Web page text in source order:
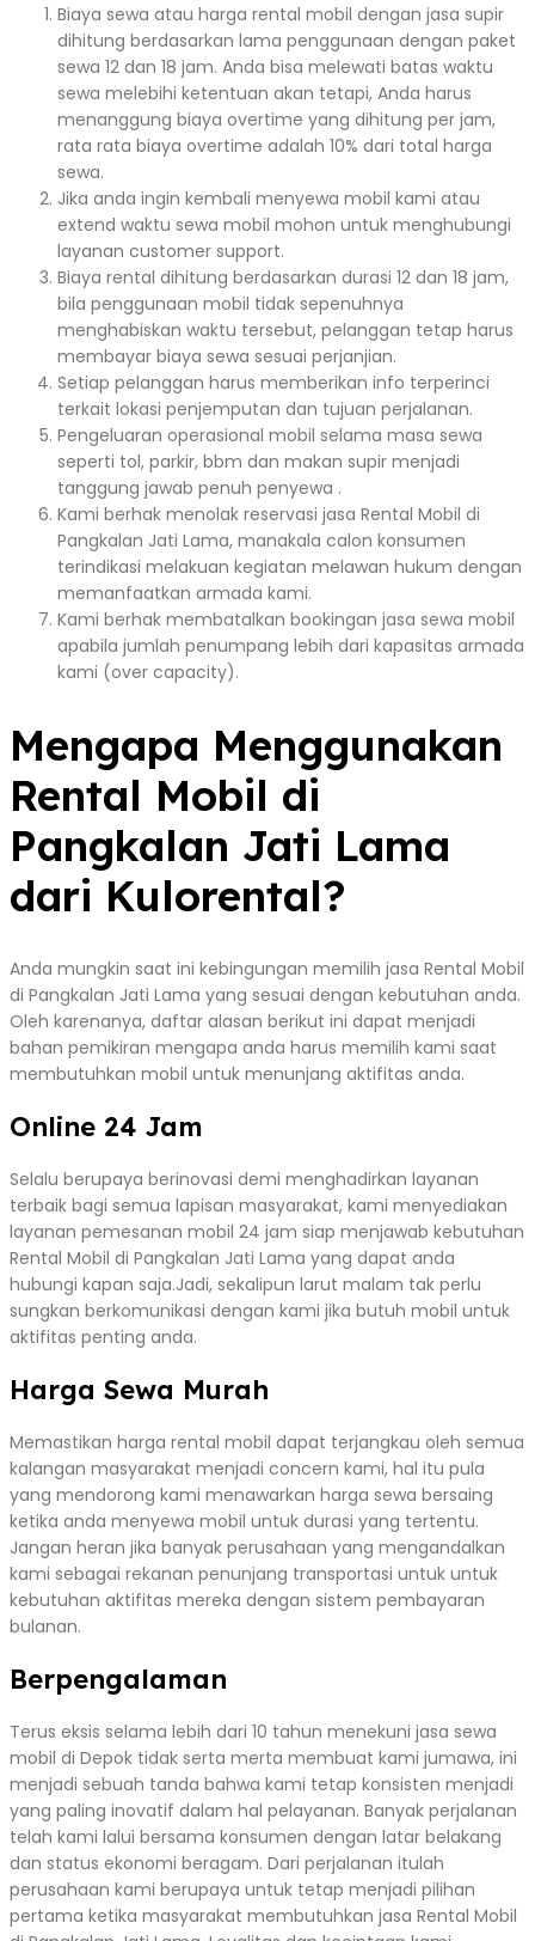
Biaya sewa atau harga rental mobil dengan jasa supir
dihitung berdasarkan lama penggunaan dengan paket
sewa 12 dan 18 jam. Anda bisa melewati batas waktu
sewa melebihi ketentuan akan tetapi, Anda harus
menanggung biaya overtime yang dihitung per jam,
rata rata biaya overtime adalah 10% dari total harga
sewa.
Jika anda ingin kembali menyewa mobil kami atau
extend waktu sewa mobil mohon untuk menghubungi
layanan customer support.
Biaya rental dihitung berdasarkan durasi 12 dan 18 jam,
bila penggunaan mobil tidak sepenuhnya
menghabiskan waktu tersebut, pelanggan tetap harus
membayar biaya sewa sesuai perjanjian.
Setiap pelanggan harus memberikan info terperinci
terkait lokasi penjemputan dan tujuan perjalanan.
Pengeluaran operasional mobil selama masa sewa
seperti tol, parkir, bbm dan makan supir menjadi
tanggung jawab penuh penyewa .
Kami berhak menolak reservasi jasa Rental Mobil di
Pangkalan Jati Lama, manakala calon konsumen
terindikasi melakuan kegiatan melawan hukum dengan
memanfaatkan armada kami.
Kami berhak membatalkan bookingan jasa sewa mobil
apabila jumlah penumpang lebih dari kapasitas armada
kami (over capacity).
Mengapa Menggunakan
Rental Mobil di
Pangkalan Jati Lama
dari Kulorental?
Anda mungkin saat ini kebingungan memilih jasa Rental Mobil
di Pangkalan Jati Lama yang sesuai dengan kebutuhan anda.
Oleh karenanya, daftar alasan berikut ini dapat menjadi
bahan pemikiran mengapa anda harus memilih kami saat
membutuhkan mobil untuk menunjang aktifitas anda.
Online 24 Jam
Selalu berupaya berinovasi demi menghadirkan layanan
terbaik bagi semua lapisan masyarakat, kami menyediakan
layanan pemesanan mobil 24 jam siap menjawab kebutuhan
Rental Mobil di Pangkalan Jati Lama yang dapat anda
hubungi kapan saja.Jadi, sekalipun larut malam tak perlu
sungkan berkomunikasi dengan kami jika butuh mobil untuk
aktifitas penting anda.
Harga Sewa Murah
Memastikan harga rental mobil dapat terjangkau oleh semua
kalangan masyarakat menjadi concern kami, hal itu pula
yang mendorong kami menawarkan harga sewa bersaing
ketika anda menyewa mobil untuk durasi yang tertentu.
Jangan heran jika banyak perusahaan yang mengandalkan
kami sebagai rekanan penunjang transportasi untuk untuk
kebutuhan aktifitas mereka dengan sistem pembayaran
bulanan.
Berpengalaman
Terus eksis selama lebih dari 10 tahun menekuni jasa sewa
mobil di Depok tidak serta merta membuat kami jumawa, ini
menjadi sebuah tanda bahwa kami tetap konsisten menjadi
yang paling inovatif dalam hal pelayanan. Banyak perjalanan
telah kami lalui bersama konsumen dengan latar belakang
dan status ekonomi beragam. Dari perjalanan itulah
perusahaan kami berupaya untuk tetap menjadi pilihan
pertama ketika masyarakat membutuhkan jasa Rental Mobil